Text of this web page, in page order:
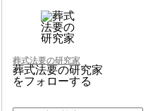
葬式法要の研究家
葬式法要の研究家
をフォローする